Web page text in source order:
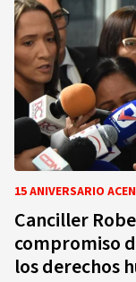
15 ANIVERSARIO
Canciller
compromiso
los derechos